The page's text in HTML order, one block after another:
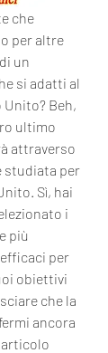
che
per altre
un
si adatti al
Beh,
ultimo
attraverso
studiata per
Sì, hai
i
più
per
obiettivi
che la
ancora